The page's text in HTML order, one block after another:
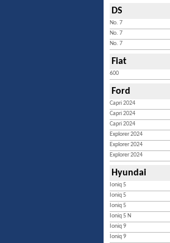
DS
No. 7
No. 7
No. 7
Fiat
600
Ford
Capri 2024
Capri 2024
Capri 2024
Explorer 2024
Explorer 2024
Explorer 2024
Hyundai
Ioniq 5
Ioniq 5
Ioniq 5
Ioniq 5 N
Ioniq 9
Ioniq 9